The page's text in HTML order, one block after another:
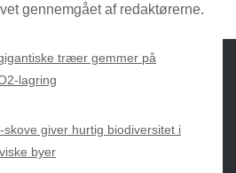
træer gemmer på
lagring
skove giver hurtig biodiversitet i
byer
gennemgået af redaktørerne.
kilde til alt inden for
Få jordnære råd, spændende